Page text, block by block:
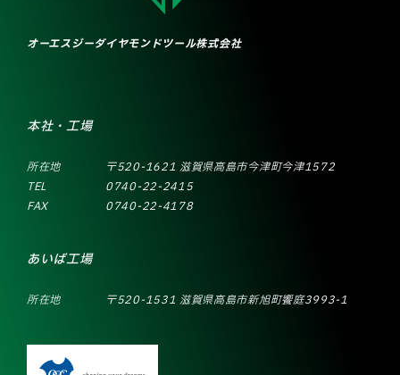
オーエスジーダイヤモンドツール株式会社
本社・工場
所在地
〒520-1621 滋賀県高島市今津町今津1572
TEL
0740-22-2415
FAX
0740-22-4178
あいば工場
所在地 〒520-1531 滋賀県高島市新旭町饗庭3993-1